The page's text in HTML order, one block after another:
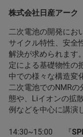
株式会社日産アー
二次電池の開発にお
サイクル特性、安全
解決が求められます
定による基礎物性の
中での様々な構造変
二次電池でのNMR
態や、Liイオンの拡
例などを中心に講演
14:30~15:00 『